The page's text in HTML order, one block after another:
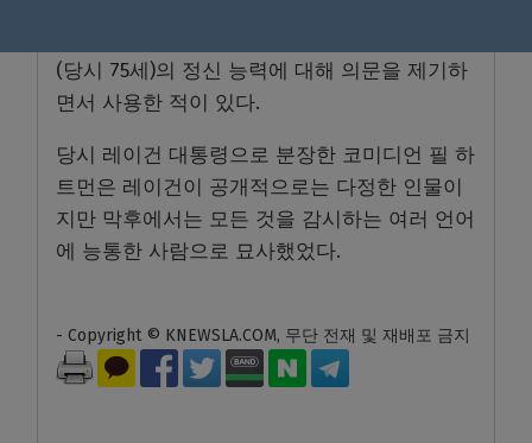
(당시 75세)의 정신 능력에 대해 의문을 제기하
면서 사용한 적이 있다.
당시 레이건 대통령으로 분장한 코미디언 필 하
트먼은 레이건이 공개적으로는 다정한 인물이
지만 막후에서는 모든 것을 감시하는 여러 언어
에 능통한 사람으로 묘사했었다.
- Copyright © KNEWSLA.COM, 무단 전재 및 재배포 금지